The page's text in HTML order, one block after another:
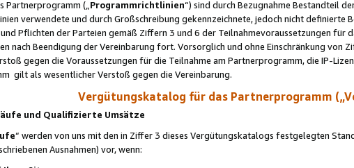
Partnerprogramm („Programmrichtlinien“) sind durch Bezugnahme Bestandteil
verwendete und durch Großschreibung gekennzeichnete, jedoch nicht definierte
und Pflichten der Parteien gemäß Ziffern 3 und 6 der Teilnahmevoraussetzungen
nach Beendigung der Vereinbarung fort. Vorsorglich und ohne Einschränkung von
gegen die Voraussetzungen für die Teilnahme am Partnerprogramm, die IP-
gilt als wesentlicher Verstoß gegen die Vereinbarung.
Vergütungskatalog für das Partnerprogramm
und Qualifizierte Umsätze
“ werden von uns mit den in Ziffer 3 dieses Vergütungskatalogs festgelegten
Ausnahmen) vor, wenn: